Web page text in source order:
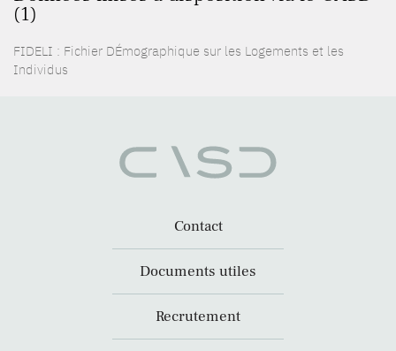
(1)
FIDELI : Fichier DÉmographique sur les Logements et les
Individus
Contact
Documents utiles
Recrutement